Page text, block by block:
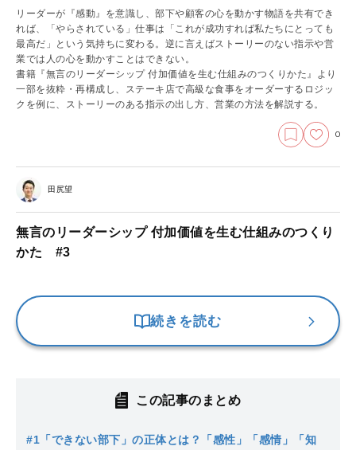
リーダーが『感動』を意識し、部下や顧客の心を動かす物語を共有でき
れば、「やらされている」仕事は「これが成功すれば私たちにとっても
最高だ」という気持ちに変わる。逆に言えばストーリーのない指示や営
業では人の心を動かすことはできない。
書籍『無言のリーダーシップ 付加価値を生む仕組みのつくりかた』より
一部を抜粋・再構成し、ステーキ店で高級な食事をオーダーするロジッ
クを例に、ストーリーのある指示の出し方、営業の方法を解説する。
0
田尻望
無言のリーダーシップ 付加価値を生む仕組みのつくり
かた #3
続きを読む
この記事のまとめ
#1 「できない部下」の正体とは？「感性」「感情」「知